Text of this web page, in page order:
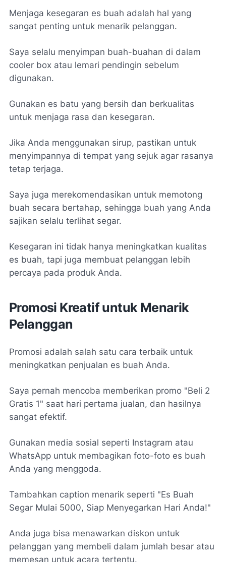
Menjaga kesegaran es buah adalah hal yang
sangat penting untuk menarik pelanggan.
Saya selalu menyimpan buah-buahan di dalam
cooler box atau lemari pendingin sebelum
digunakan.
Gunakan es batu yang bersih dan berkualitas
untuk menjaga rasa dan kesegaran.
Jika Anda menggunakan sirup, pastikan untuk
menyimpannya di tempat yang sejuk agar rasanya
tetap terjaga.
Saya juga merekomendasikan untuk memotong
buah secara bertahap, sehingga buah yang Anda
sajikan selalu terlihat segar.
Kesegaran ini tidak hanya meningkatkan kualitas
es buah, tapi juga membuat pelanggan lebih
percaya pada produk Anda.
Promosi Kreatif untuk Menarik
Pelanggan
Promosi adalah salah satu cara terbaik untuk
meningkatkan penjualan es buah Anda.
Saya pernah mencoba memberikan promo "Beli 2
Gratis 1" saat hari pertama jualan, dan hasilnya
sangat efektif.
Gunakan media sosial seperti Instagram atau
WhatsApp untuk membagikan foto-foto es buah
Anda yang menggoda.
Tambahkan caption menarik seperti "Es Buah
Segar Mulai 5000, Siap Menyegarkan Hari Anda!"
Anda juga bisa menawarkan diskon untuk
pelanggan yang membeli dalam jumlah besar atau
memesan untuk acara tertentu.